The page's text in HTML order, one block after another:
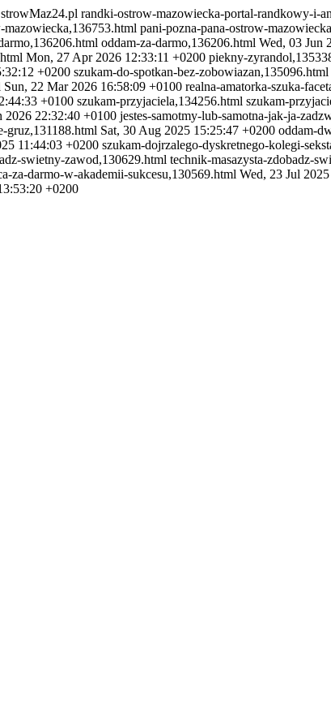
randki-ostrow-mazowiecka-portal-randkowy-i-
mazowiecka,136753.html pani-pozna-pana-ostrow-
oddam-za-darmo,136206.html Wed, 03 Jun
Mon, 27 Apr 2026 12:33:11 +0200 piekny-
+0200 szukam-do-spotkan-bez-zobowiazan,135096.html
Sun, 22 Mar 2026 16:58:09 +0100 realna-amatorka-szuka-
+0100 szukam-przyjaciela,134256.html szukam-
2026 22:32:40 +0100 jestes-samotmy-lub-samotna-jak-ja-
gruz,131188.html Sat, 30 Aug 2025 15:25:47 +0200 oddam-
11:44:03 +0200 szukam-dojrzalego-dyskretnego-kolegi-
swietny-zawod,130629.html technik-masazysta-zdobadz-
za-darmo-w-akademii-sukcesu,130569.html Wed, 23 Jul
+0200